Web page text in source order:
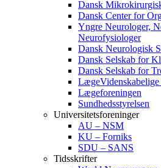
Dansk
Dansk Center for
Yngre Neurologer,
Neurofysiologer
Dansk Neurologisk
Dansk Selskab for
Dansk Selskab for
LægeVidenskabelige
Lægeforeningen
Sundhedsstyrelsen
Universitetsforeninger
AU – NSM
KU – Forniks
SDU – SANS
Tidsskrifter